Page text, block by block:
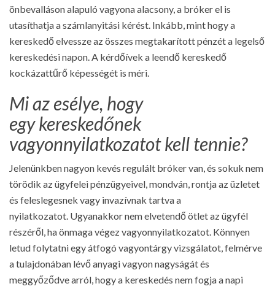
önbevalláson alapuló vagyona alacsony, a bróker el is
utasíthatja a számlanyitási kérést. Inkább, mint hogy a
kereskedő elvessze az összes megtakarított pénzét a legelső
kereskedési napon. A kérdőívek a leendő kereskedő
kockázattűrő képességét is méri.
Mi az esélye, hogy
egy kereskedőnek
vagyonnyilatkozatot kell tennie?
Jelenünkben nagyon kevés regulált bróker van, és sokuk nem
törödik az ügyfelei pénzügyeivel, mondván, rontja az üzletet
és feleslegesnek vagy invazívnak tartva a
nyilatkozatot. Ugyanakkor nem elvetendő ötlet az ügyfél
részéről, ha önmaga végez vagyonnyilatkozatot. Könnyen
letud folytatni egy átfogó vagyontárgy vizsgálatot, felmérve
a tulajdonában lévő anyagi vagyon nagyságát és
meggyőződve arról, hogy a kereskedés nem fogja a napi